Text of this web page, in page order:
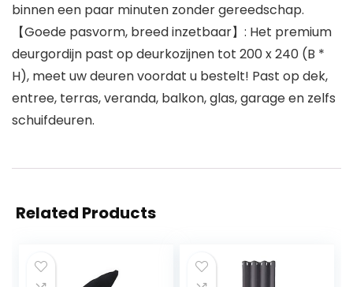
binnen een paar minuten zonder gereedschap.
【Goede pasvorm, breed inzetbaar】: Het premium
deurgordijn past op deurkozijnen tot 200 x 240 (B *
H), meet uw deuren voordat u bestelt! Past op dek,
entree, terras, veranda, balkon, glas, garage en zelfs
schuifdeuren.
Related Products